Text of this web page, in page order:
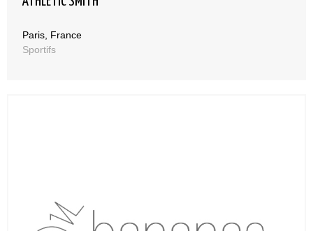
Paris, France
Sportifs